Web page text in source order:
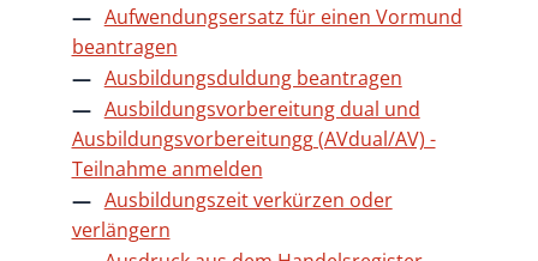
Aufwendungsersatz für einen Vormund
beantragen
Ausbildungsduldung beantragen
Ausbildungsvorbereitung dual und
Ausbildungsvorbereitungg (AVdual/AV) -
Teilnahme anmelden
Ausbildungszeit verkürzen oder
verlängern